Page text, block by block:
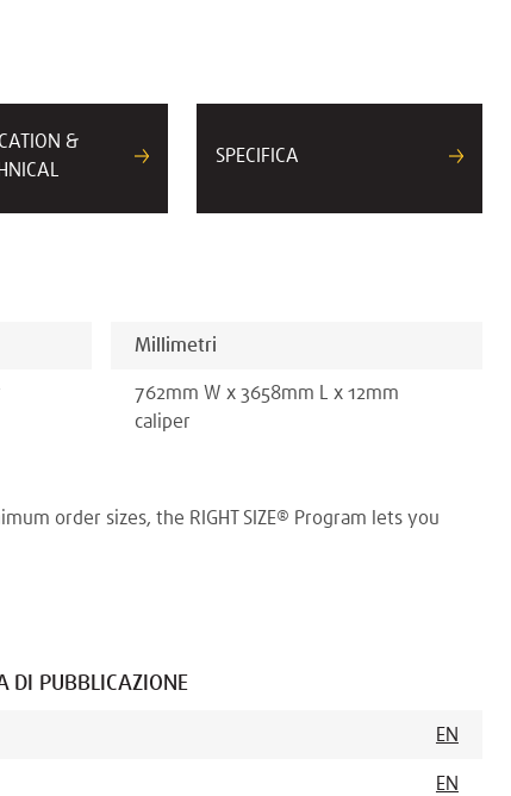
&
SPECIFICA
Millimetri
762mm W x 3658mm L x 12mm
caliper
order sizes, the RIGHT SIZE® Program lets you
DI PUBBLICAZIONE
EN
EN